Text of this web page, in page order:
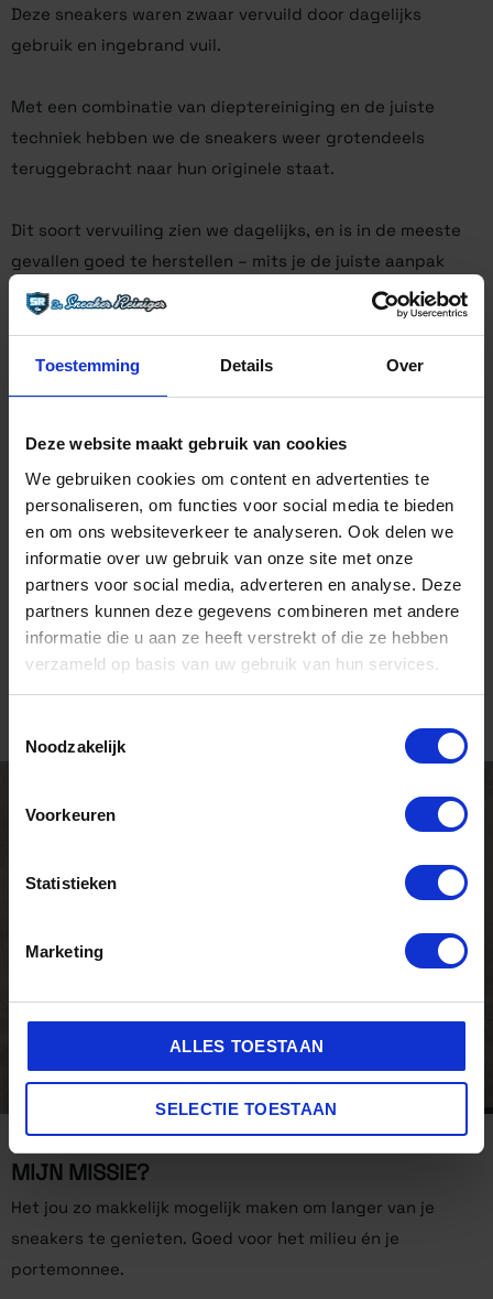
Toestemming Details Over
Deze website maakt gebruik van cookies
We gebruiken cookies om content en advertenties te
personaliseren, om functies voor social media te bieden
en om ons websiteverkeer te analyseren. Ook delen we
informatie over uw gebruik van onze site met onze
partners voor social media, adverteren en analyse. Deze
partners kunnen deze gegevens combineren met andere
informatie die u aan ze heeft verstrekt of die ze hebben
verzameld op basis van uw gebruik van hun services.
Noodzakelijk
Voorkeuren
Statistieken
Marketing
ALLES TOESTAAN
SELECTIE TOESTAAN
Deze sneakers waren zwaar vervuild door dagelijks
gebruik en ingebrand vuil.
Met een combinatie van dieptereiniging en de juiste
techniek hebben we de sneakers weer grotendeels
teruggebracht naar hun originele staat.
Dit soort vervuiling zien we dagelijks, en is in de meeste
gevallen goed te herstellen – mits je de juiste aanpak
gebruikt.
MIJN MISSIE?
Het jou zo makkelijk mogelijk maken om langer van je
sneakers te genieten. Goed voor het milieu én je
portemonnee.